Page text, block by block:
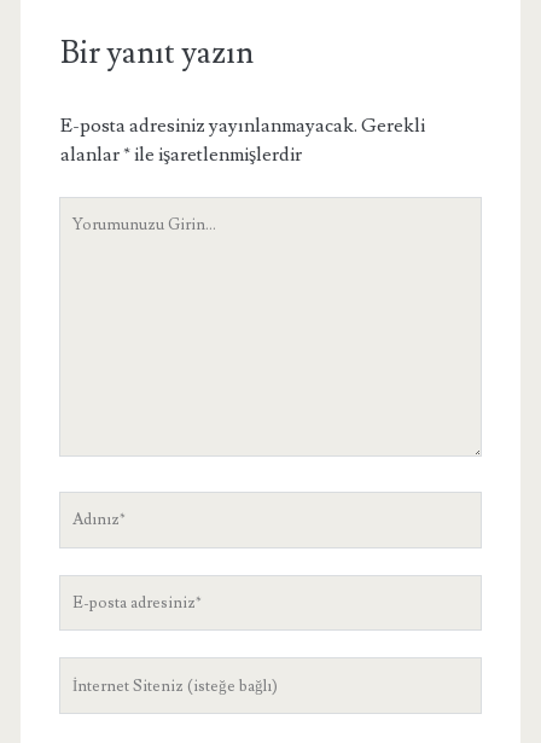
Bir yanıt yazın
E-posta adresiniz yayınlanmayacak. Gerekli
alanlar*ile işaretlenmişlerdir
Yorumunuz
posta
Site